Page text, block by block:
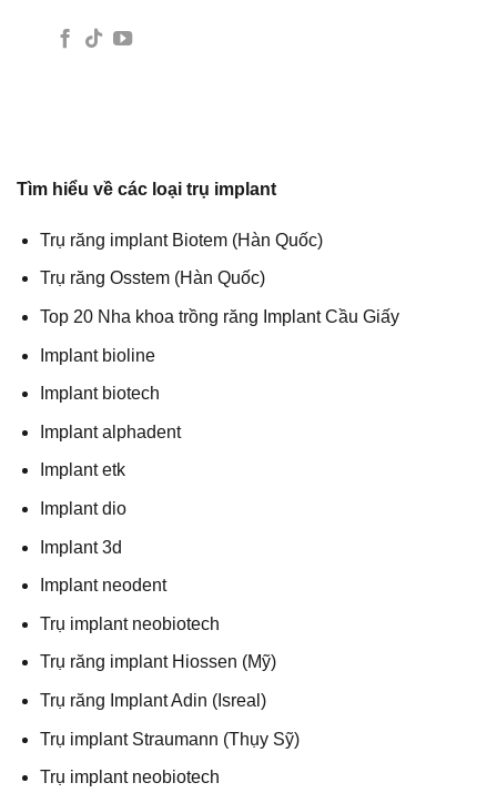
Tìm hiểu về các loại trụ implant
Trụ răng implant Biotem (Hàn Quốc)
Trụ răng Osstem (Hàn Quốc)
Top 20 Nha khoa trồng răng Implant Cầu Giấy
Implant bioline
Implant biotech
Implant alphadent
Implant etk
Implant dio
Implant 3d
Implant neodent
Trụ implant neobiotech
Trụ răng implant Hiossen (Mỹ)
Trụ răng Implant Adin (Isreal)
Trụ implant Straumann (Thụy Sỹ)
Trụ implant neobiotech